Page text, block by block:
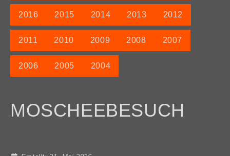
2016 2015 2014 2013 2012
2011 2010 2009 2008 2007
2006 2005 2004
MOSCHEEBESUCH